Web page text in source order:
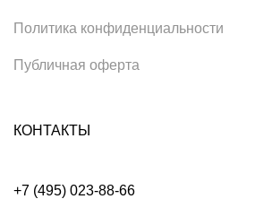
Политика конфиденциальности
Публичная оферта
КОНТАКТЫ
+7 (495) 023-88-66